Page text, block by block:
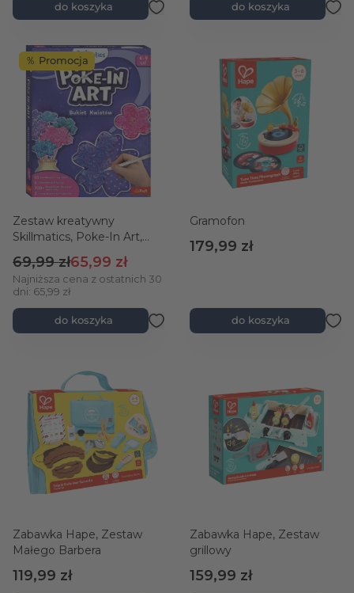
do koszyka do koszyka
％ Promocja
Zestaw kreatywny
Skillmatics, Poke-In Art,
Bukiet KwiatówCena promocyjna
65,99 zł
Cena regularna
69,99 zł
Najniższa cena z ostatnich 30
dni: 65,99 zł
do koszyka
Gramofon
179,99 zł
do koszyka
Zabawka Hape, Zestaw
Małego Barbera
119,99 zł
Zabawka Hape, Zestaw
grillowy
159,99 zł